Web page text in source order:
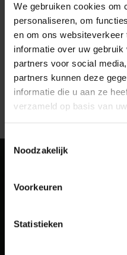
We gebruiken cookies om
personaliseren, om
en om ons
informatie over uw
partners voor social
partners kunnen deze
informatie die u aan ze
verzameld op basis van
Toestemmingsselectie
Noodzakelijk
Voorkeuren
Statistieken
2024-01-02
Deel artikel:
Sluit aan